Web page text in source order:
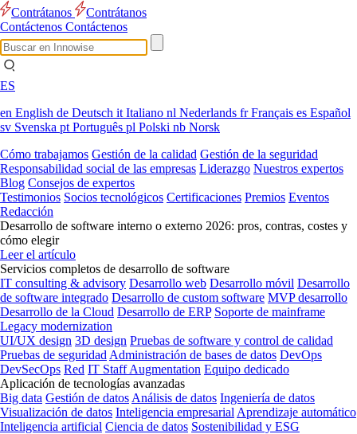
Contrátanos
Contrátanos
Contáctenos Contáctenos
ES
en English de Deutsch it Italiano nl Nederlands frFrançais es Español
sv Svenska pt Português pl Polski nb Norsk
Cómo trabajamos Gestión de la calidad Gestión de la seguridad
Responsabilidad social de las empresas Liderazgo Nuestros expertos
Blog Consejos de expertos
Testimonios Socios tecnológicos Certificaciones Premios Eventos
Redacción
Desarrollo de software interno o externo 2026: pros, contras, costes y
cómo elegir
Leer el artículo
Servicios completos de desarrollo de software
IT consulting & advisory Desarrollo web Desarrollo móvil Desarrollo
de software integrado Desarrollo de custom software MVP desarrollo
Desarrollo de la Cloud Desarrollo de ERP Soporte de mainframe
Legacy modernization
UI/UX design 3D design Pruebas de software y control de calidad
Pruebas de seguridad Administración de bases de datos DevOps
DevSecOps Red IT Staff Augmentation Equipo dedicado
Aplicación de tecnologías avanzadas
Big data Gestión de datos Análisis de datos Ingeniería de datos
Visualización de datos Inteligencia empresarial Aprendizaje automático
Inteligencia artificial Ciencia de datos Sostenibilidad y ESG